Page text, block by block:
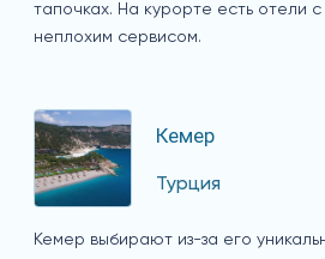
тапочках. На курорте есть отели
неплохим сервисом.
Кемер
Турция
Кемер выбирают из-за его